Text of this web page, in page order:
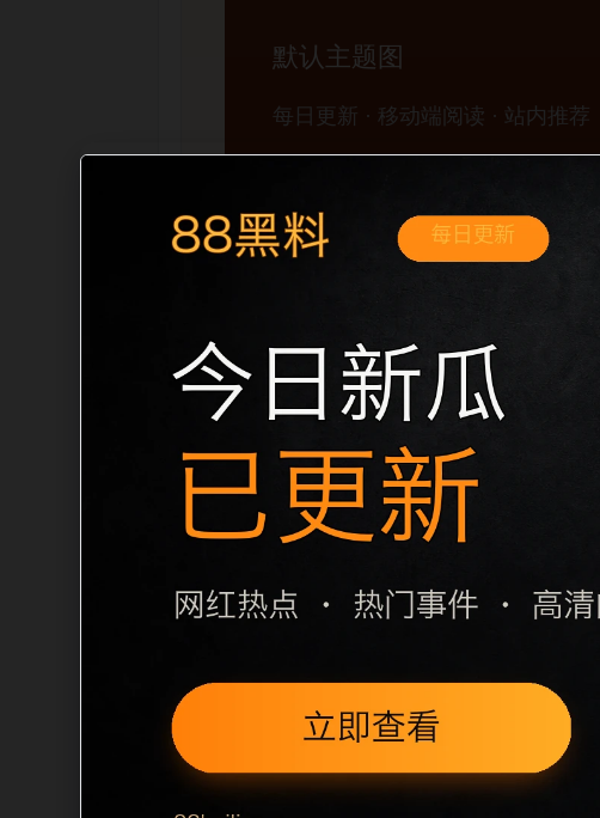
黑料不打烊手机版入口网红爆料移动端专题入口
展开。页面先给出清晰主题，再把相关入口、
口、稳定标题、明确描述和本地主题图，避免
成更自然的内链关系。图片说明统一绑定站点主
栏目内容归集
之间识别一致主题。后续每日采集时，建议继
相近页面，应通过不同角度补充事件背景、访
sitemap 入口，保证重要页面点击深度尽量控制
读、移动端打开时图片和摘要是否一致。每次
索引擎理解，也能让真实